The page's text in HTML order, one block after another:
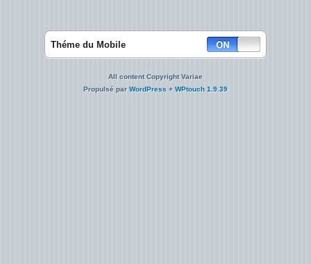
Théme du Mobile
All content Copyright Variae
Propulsé parWordPress + WPtouch 1.9.39